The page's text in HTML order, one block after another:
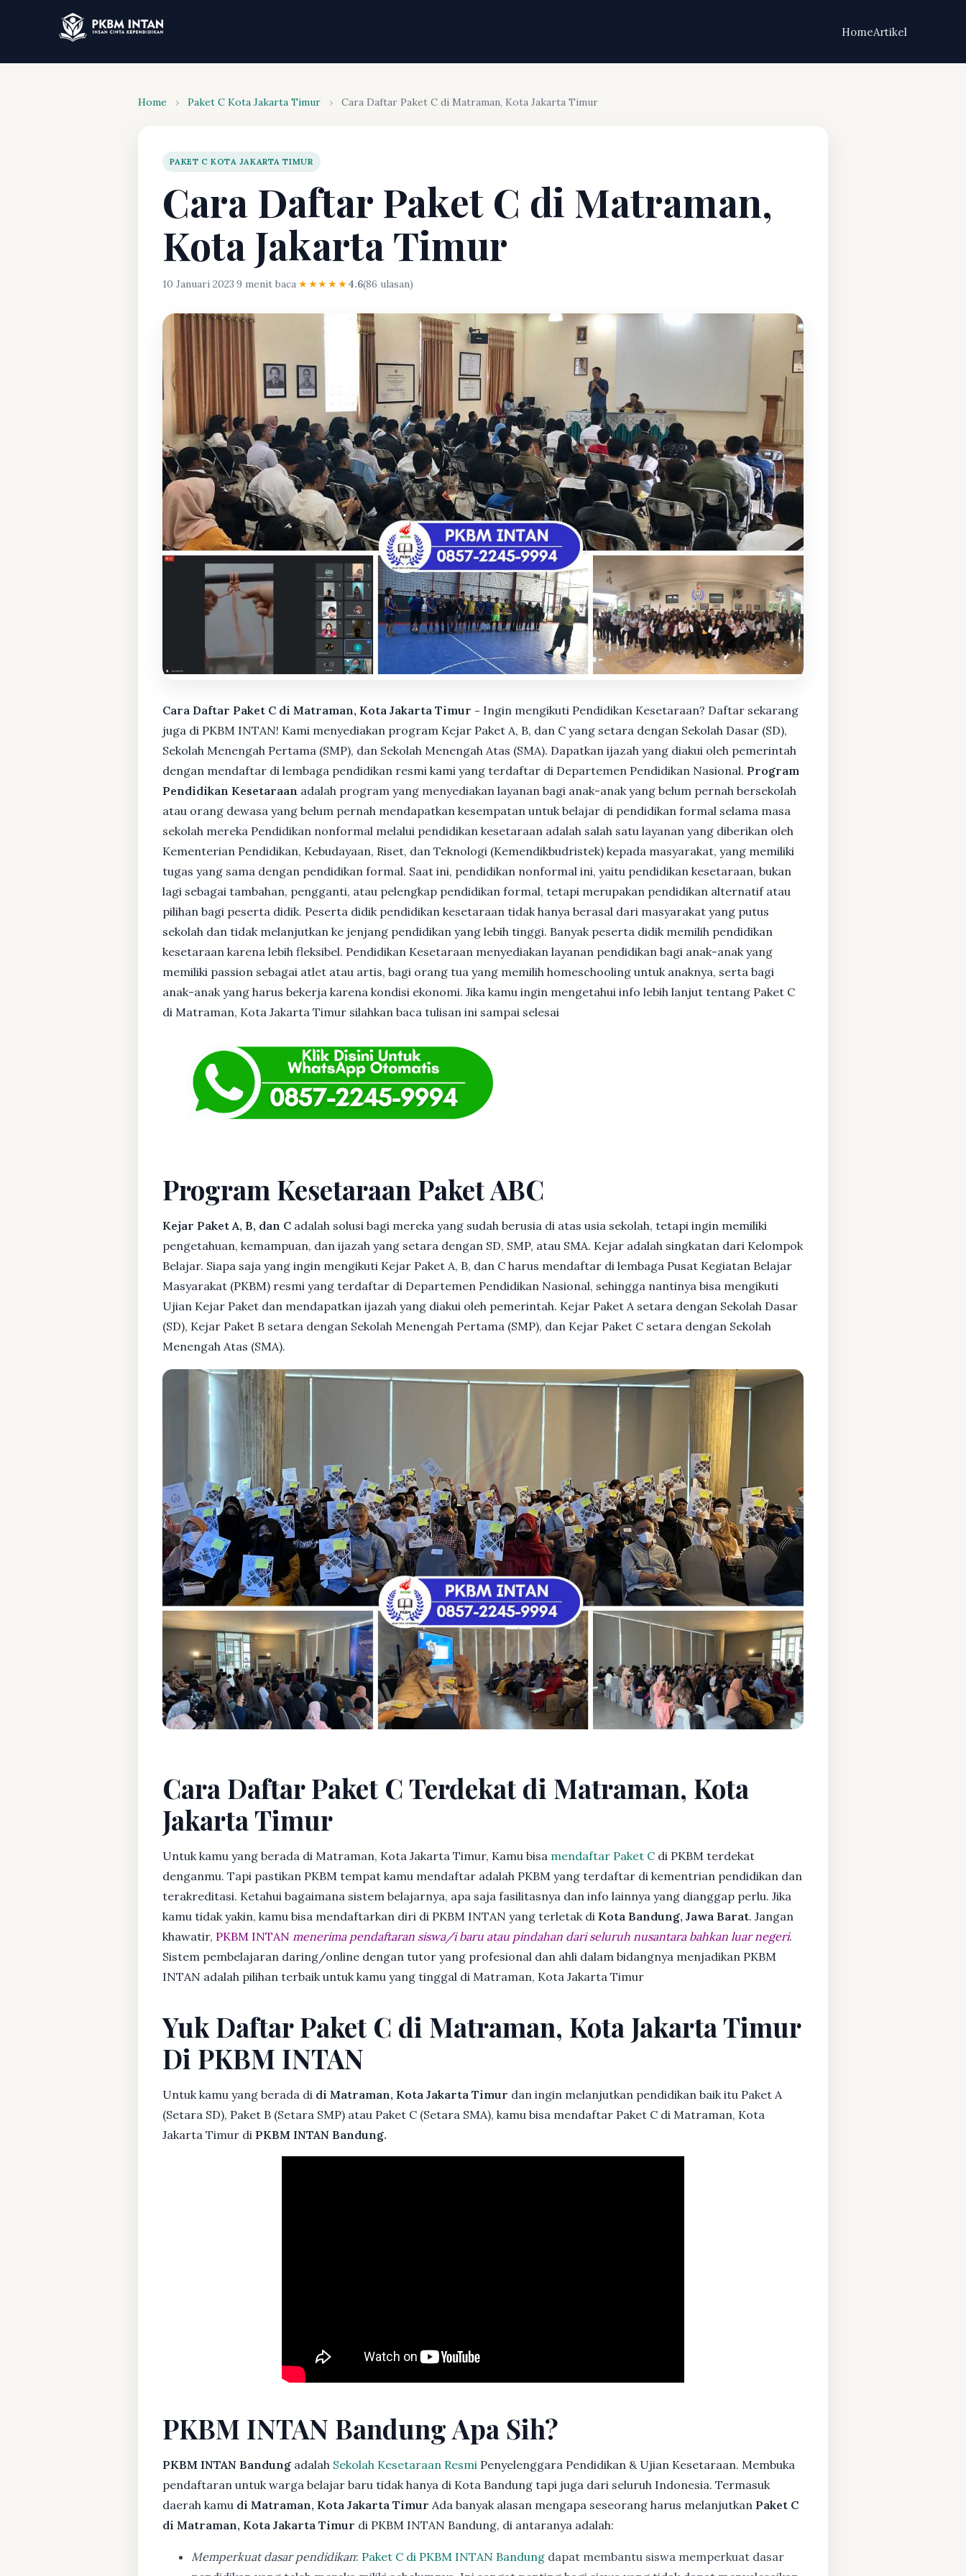
HomeArtikel
Home › Paket C Kota Jakarta Timur › Cara Daftar Paket C di Matraman, Kota Jakarta Timur
PAKET C KOTA JAKARTA TIMUR
Cara Daftar Paket C di Matraman,
Kota Jakarta Timur
10 Januari 2023·9 menit baca·★★★★★4.6(86 ulasan)
Cara Daftar Paket C di Matraman, Kota Jakarta Timur - Ingin mengikuti Pendidikan Kesetaraan? Daftar sekarang
juga di PKBM INTAN! Kami menyediakan program Kejar Paket A, B, dan C yang setara dengan Sekolah Dasar (SD),
Sekolah Menengah Pertama (SMP), dan Sekolah Menengah Atas (SMA). Dapatkan ijazah yang diakui oleh pemerintah
dengan mendaftar di lembaga pendidikan resmi kami yang terdaftar di Departemen Pendidikan Nasional. Program
Pendidikan Kesetaraan adalah program yang menyediakan layanan bagi anak-anak yang belum pernah bersekolah
atau orang dewasa yang belum pernah mendapatkan kesempatan untuk belajar di pendidikan formal selama masa
sekolah mereka Pendidikan nonformal melalui pendidikan kesetaraan adalah salah satu layanan yang diberikan oleh
Kementerian Pendidikan, Kebudayaan, Riset, dan Teknologi (Kemendikbudristek) kepada masyarakat, yang memiliki
tugas yang sama dengan pendidikan formal. Saat ini, pendidikan nonformal ini, yaitu pendidikan kesetaraan, bukan
lagi sebagai tambahan, pengganti, atau pelengkap pendidikan formal, tetapi merupakan pendidikan alternatif atau
pilihan bagi peserta didik. Peserta didik pendidikan kesetaraan tidak hanya berasal dari masyarakat yang putus
sekolah dan tidak melanjutkan ke jenjang pendidikan yang lebih tinggi. Banyak peserta didik memilih pendidikan
kesetaraan karena lebih fleksibel. Pendidikan Kesetaraan menyediakan layanan pendidikan bagi anak-anak yang
memiliki passion sebagai atlet atau artis, bagi orang tua yang memilih homeschooling untuk anaknya, serta bagi
anak-anak yang harus bekerja karena kondisi ekonomi. Jika kamu ingin mengetahui info lebih lanjut tentang Paket C
di Matraman, Kota Jakarta Timur silahkan baca tulisan ini sampai selesai
Program Kesetaraan Paket ABC
Kejar Paket A, B, dan C adalah solusi bagi mereka yang sudah berusia di atas usia sekolah, tetapi ingin memiliki
pengetahuan, kemampuan, dan ijazah yang setara dengan SD, SMP, atau SMA. Kejar adalah singkatan dari Kelompok
Belajar. Siapa saja yang ingin mengikuti Kejar Paket A, B, dan C harus mendaftar di lembaga Pusat Kegiatan Belajar
Masyarakat (PKBM) resmi yang terdaftar di Departemen Pendidikan Nasional, sehingga nantinya bisa mengikuti
Ujian Kejar Paket dan mendapatkan ijazah yang diakui oleh pemerintah. Kejar Paket A setara dengan Sekolah Dasar
(SD), Kejar Paket B setara dengan Sekolah Menengah Pertama (SMP), dan Kejar Paket C setara dengan Sekolah
Menengah Atas (SMA).
Cara Daftar Paket C Terdekat di Matraman, Kota
Jakarta Timur
Untuk kamu yang berada di Matraman, Kota Jakarta Timur, Kamu bisa mendaftar Paket C di PKBM terdekat
denganmu. Tapi pastikan PKBM tempat kamu mendaftar adalah PKBM yang terdaftar di kementrian pendidikan dan
terakreditasi. Ketahui bagaimana sistem belajarnya, apa saja fasilitasnya dan info lainnya yang dianggap perlu. Jika
kamu tidak yakin, kamu bisa mendaftarkan diri di PKBM INTAN yang terletak di Kota Bandung, Jawa Barat. Jangan
khawatir, PKBM INTAN menerima pendaftaran siswa/i baru atau pindahan dari seluruh nusantara bahkan luar negeri.
Sistem pembelajaran daring/online dengan tutor yang profesional dan ahli dalam bidangnya menjadikan PKBM
INTAN adalah pilihan terbaik untuk kamu yang tinggal di Matraman, Kota Jakarta Timur
Yuk Daftar Paket C di Matraman, Kota Jakarta Timur
Di PKBM INTAN
Untuk kamu yang berada di di Matraman, Kota Jakarta Timur dan ingin melanjutkan pendidikan baik itu Paket A
(Setara SD), Paket B (Setara SMP) atau Paket C (Setara SMA), kamu bisa mendaftar Paket C di Matraman, Kota
Jakarta Timur di PKBM INTAN Bandung.
PKBM INTAN Bandung Apa Sih?
PKBM INTAN Bandung adalah Sekolah Kesetaraan Resmi Penyelenggara Pendidikan & Ujian Kesetaraan. Membuka
pendaftaran untuk warga belajar baru tidak hanya di Kota Bandung tapi juga dari seluruh Indonesia. Termasuk
daerah kamu di Matraman, Kota Jakarta Timur Ada banyak alasan mengapa seseorang harus melanjutkan Paket C
di Matraman, Kota Jakarta Timur di PKBM INTAN Bandung, di antaranya adalah:
Memperkuat dasar pendidikan: Paket C di PKBM INTAN Bandung dapat membantu siswa memperkuat dasar